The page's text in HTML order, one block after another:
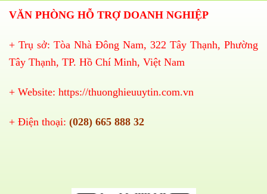
VĂN PHÒNG HỖ TRỢ DOANH NGHIỆP
+ Trụ sở: Tòa Nhà Đông Nam, 322 Tây Thạnh, Phường
Tây Thạnh, TP. Hồ Chí Minh, Việt Nam
+ Website: https://thuonghieuuytin.com.vn
+ Điện thoại: (028) 665 888 32